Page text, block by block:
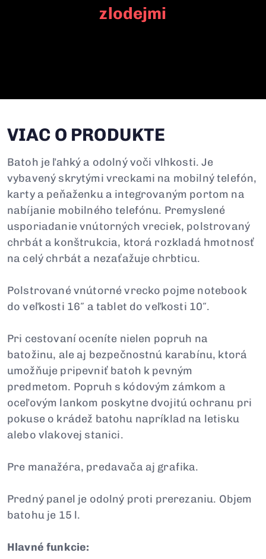
zlodejmi
VIAC O PRODUKTE
Batoh je ľahký a odolný voči vlhkosti. Je
vybavený skrytými vreckami na mobilný telefón,
karty a peňaženku a integrovaným portom na
nabíjanie mobilného telefónu. Premyslené
usporiadanie vnútorných vreciek, polstrovaný
chrbát a konštrukcia, ktorá rozkladá hmotnosť
na celý chrbát a nezaťažuje chrbticu.
Polstrované vnútorné vrecko pojme notebook
do veľkosti 16″ a tablet do veľkosti 10″.
Pri cestovaní oceníte nielen popruh na
batožinu, ale aj bezpečnostnú karabínu, ktorá
umožňuje pripevniť batoh k pevným
predmetom. Popruh s kódovým zámkom a
oceľovým lankom poskytne dvojitú ochranu pri
pokuse o krádež batohu napríklad na letisku
alebo vlakovej stanici.
Pre manažéra, predavača aj grafika.
Predný panel je odolný proti prerezaniu. Objem
batohu je 15 l.
Hlavné funkcie: